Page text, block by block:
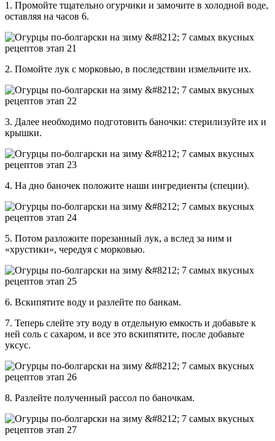
1. Промойте тщательно огурчики и замочите в холодной воде,
оставляя на часов 6.
2. Помойте лук с морковью, в последствии измельчите их.
3. Далее необходимо подготовить баночки: стерилизуйте их и
крышки.
4. На дно баночек положите наши ингредиенты (специи).
5. Потом разложите порезанный лук, а вслед за ним и
«хрустики», чередуя с морковью.
6. Вскипятите воду и разлейте по банкам.
7. Теперь слейте эту воду в отдельную емкость и добавьте к
ней соль с сахаром, и все это вскипятите, после добавьте
уксус.
8. Разлейте полученный рассол по баночкам.